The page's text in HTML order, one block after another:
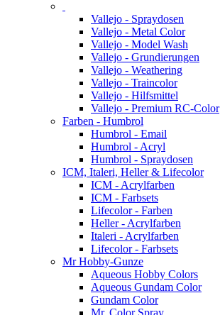
Vallejo - Spraydosen
Vallejo - Metal Color
Vallejo - Model Wash
Vallejo - Grundierungen
Vallejo - Weathering
Vallejo - Traincolor
Vallejo - Hilfsmittel
Vallejo - Premium RC-Color
Farben - Humbrol
Humbrol - Email
Humbrol - Acryl
Humbrol - Spraydosen
ICM, Italeri, Heller & Lifecolor
ICM - Acrylfarben
ICM - Farbsets
Lifecolor - Farben
Heller - Acrylfarben
Italeri - Acrylfarben
Lifecolor - Farbsets
Mr Hobby-Gunze
Aqueous Hobby Colors
Aqueous Gundam Color
Gundam Color
Mr. Color Spray